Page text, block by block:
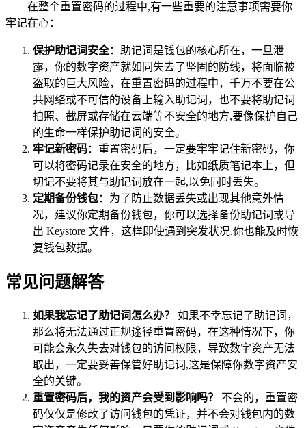
在整个重置密码的过程中,有一些重要的注意事项需要你
牢记在心：
保护助记词安全：助记词是钱包的核心所在，一旦泄
露，你的数字资产就如同失去了坚固的防线，将面临被
盗取的巨大风险，在重置密码的过程中，千万不要在公
共网络或不可信的设备上输入助记词，也不要将助记词
拍照、截屏或存储在云端等不安全的地方,要像保护自己
的生命一样保护助记词的安全。
牢记新密码：重置密码后，一定要牢牢记住新密码，你
可以将密码记录在安全的地方，比如纸质笔记本上，但
切记不要将其与助记词放在一起,以免同时丢失。
定期备份钱包：为了防止数据丢失或出现其他意外情
况，建议你定期备份钱包，你可以选择备份助记词或导
出 Keystore 文件，这样即使遇到突发状况,你也能及时恢
复钱包数据。
常见问题解答
如果我忘记了助记词怎么办？
如果不幸忘记了助记词，
那么将无法通过正规途径重置密码，在这种情况下，你
可能会永久失去对钱包的访问权限，导致数字资产无法
取出，一定要妥善保管好助记词,这是保障你数字资产安
全的关键。
重置密码后，我的资产会受到影响吗？
不会的，重置密
码仅仅是修改了访问钱包的凭证，并不会对钱包内的数